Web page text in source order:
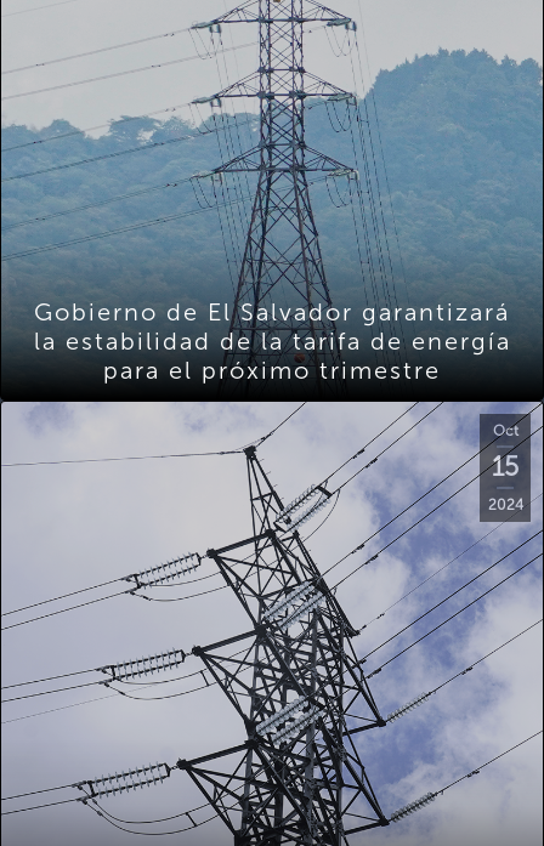
Gobierno de El Salvador garantizará
la estabilidad de la tarifa de energía
para el próximo trimestre
Oct
15
2024